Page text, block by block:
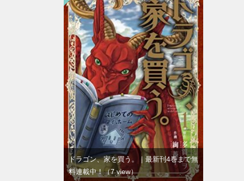
ドラゴン、家を買う。｜最新刊4巻まで無
料連載中！（7 view）